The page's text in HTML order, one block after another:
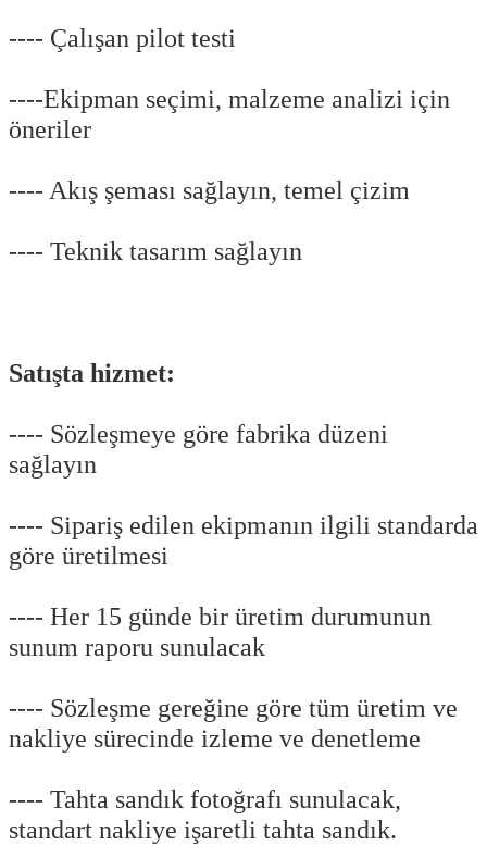
---- Çalışan pilot testi
----Ekipman seçimi, malzeme analizi için
öneriler
---- Akış şeması sağlayın, temel çizim
---- Teknik tasarım sağlayın
Satışta hizmet:
---- Sözleşmeye göre fabrika düzeni
sağlayın
---- Sipariş edilen ekipmanın ilgili standarda
göre üretilmesi
---- Her 15 günde bir üretim durumunun
sunum raporu sunulacak
---- Sözleşme gereğine göre tüm üretim ve
nakliye sürecinde izleme ve denetleme
---- Tahta sandık fotoğrafı sunulacak,
standart nakliye işaretli tahta sandık.